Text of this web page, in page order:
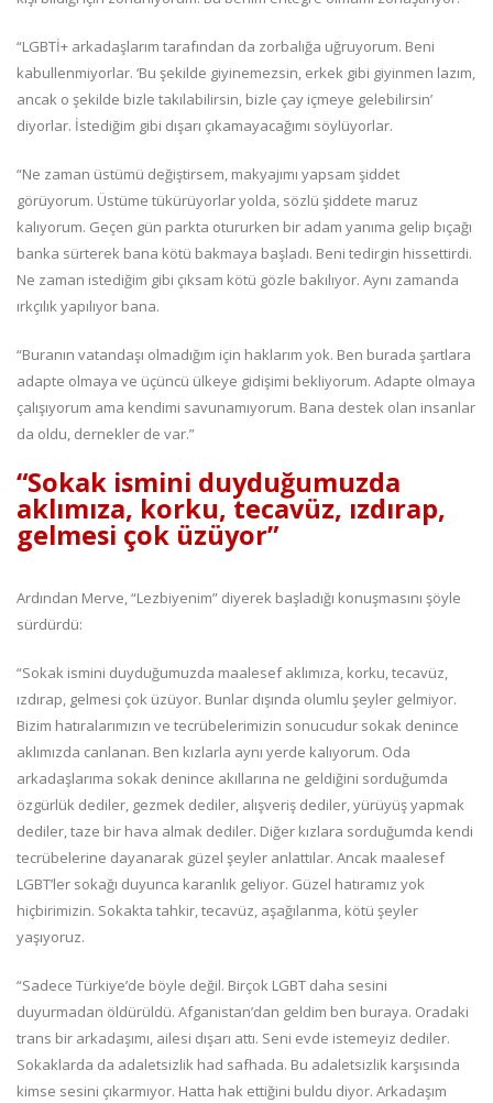
“LGBTİ+ arkadaşlarım tarafından da zorbalığa uğruyorum. Beni
kabullenmiyorlar. ‘Bu şekilde giyinemezsin, erkek gibi giyinmen lazım,
ancak o şekilde bizle takılabilirsin, bizle çay içmeye gelebilirsin’
diyorlar. İstediğim gibi dışarı çıkamayacağımı söylüyorlar.
“Ne zaman üstümü değiştirsem, makyajımı yapsam şiddet
görüyorum. Üstüme tükürüyorlar yolda, sözlü şiddete maruz
kalıyorum. Geçen gün parkta otururken bir adam yanıma gelip bıçağı
banka sürterek bana kötü bakmaya başladı. Beni tedirgin hissettirdi.
Ne zaman istediğim gibi çıksam kötü gözle bakılıyor. Aynı zamanda
ırkçılık yapılıyor bana.
“Buranın vatandaşı olmadığım için haklarım yok. Ben burada şartlara
adapte olmaya ve üçüncü ülkeye gidişimi bekliyorum. Adapte olmaya
çalışıyorum ama kendimi savunamıyorum. Bana destek olan insanlar
da oldu, dernekler de var.”
“Sokak ismini duyduğumuzda
aklımıza, korku, tecavüz, ızdırap,
gelmesi çok üzüyor”
Ardından Merve, “Lezbiyenim” diyerek başladığı konuşmasını şöyle
sürdürdü:
“Sokak ismini duyduğumuzda maalesef aklımıza, korku, tecavüz,
ızdırap, gelmesi çok üzüyor. Bunlar dışında olumlu şeyler gelmiyor.
Bizim hatıralarımızın ve tecrübelerimizin sonucudur sokak denince
aklımızda canlanan. Ben kızlarla aynı yerde kalıyorum. Oda
arkadaşlarıma sokak denince akıllarına ne geldiğini sorduğumda
özgürlük dediler, gezmek dediler, alışveriş dediler, yürüyüş yapmak
dediler, taze bir hava almak dediler. Diğer kızlara sorduğumda kendi
tecrübelerine dayanarak güzel şeyler anlattılar. Ancak maalesef
LGBT’ler sokağı duyunca karanlık geliyor. Güzel hatıramız yok
hiçbirimizin. Sokakta tahkir, tecavüz, aşağılanma, kötü şeyler
yaşıyoruz.
“Sadece Türkiye’de böyle değil. Birçok LGBT daha sesini
duyurmadan öldürüldü. Afganistan’dan geldim ben buraya. Oradaki
trans bir arkadaşımı, ailesi dışarı attı. Seni evde istemeyiz dediler.
Sokaklarda da adaletsizlik had safhada. Bu adaletsizlik karşısında
kimse sesini çıkarmıyor. Hatta hak ettiğini buldu diyor. Arkadaşım